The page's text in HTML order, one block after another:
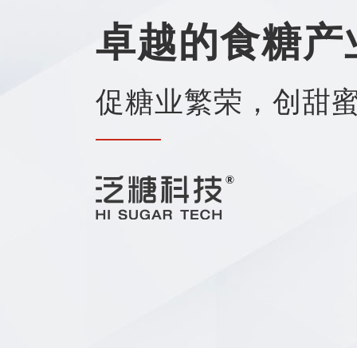
卓越的食糖
促糖业繁荣，创甜